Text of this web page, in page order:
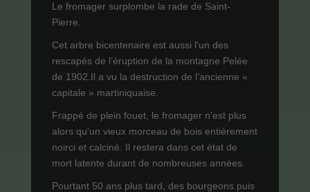
Le fromager surplombe la rade de Saint-
Pierre.
Cet arbre bicentenaire est aussi l'un des
rescapés de l’éruption de la montagne Pelée
de 1902.Il a vu la destruction de l’ancienne «
capitale » martiniquaise.
Frappé de plein fouet, le fromager n'est plus
alors qu'un vieux morceau de bois entièrement
noirci et calciné. Il restera dans cet état de
mort latente durant de nombreuses années.
Pourtant 50 ans plus tard, des bourgeons puis